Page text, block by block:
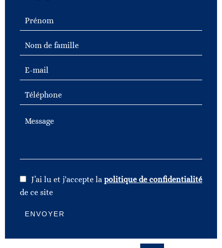
J’ai lu et j'accepte la politique de confidentialité
de ce site
ENVOYER